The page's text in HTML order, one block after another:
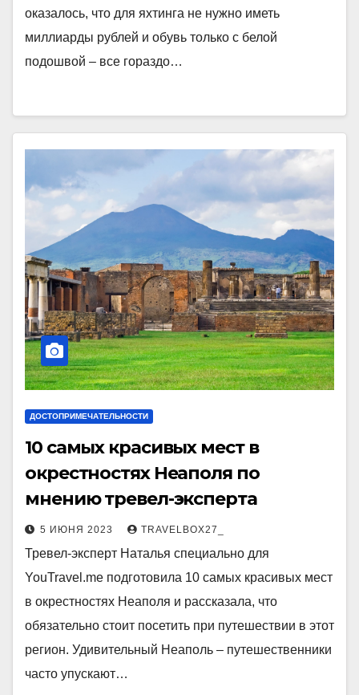
оказалось, что для яхтинга не нужно иметь
миллиарды рублей и обувь только с белой
подошвой – все гораздо…
ДОСТОПРИМЕЧАТЕЛЬНОСТИ
10 самых красивых мест в
окрестностях Неаполя по
мнению тревел-эксперта
5 ИЮНЯ 2023 TRAVELBOX27_
Тревел-эксперт Наталья специально для
YouTravel.me подготовила 10 самых красивых мест
в окрестностях Неаполя и рассказала, что
обязательно стоит посетить при путешествии в этот
регион. Удивительный Неаполь – путешественники
часто упускают…